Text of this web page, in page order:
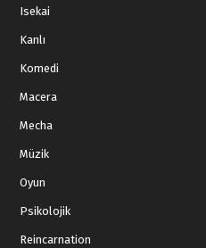
Isekai
Kanlı
Komedi
Macera
Mecha
Müzik
Oyun
Psikolojik
Reincarnation